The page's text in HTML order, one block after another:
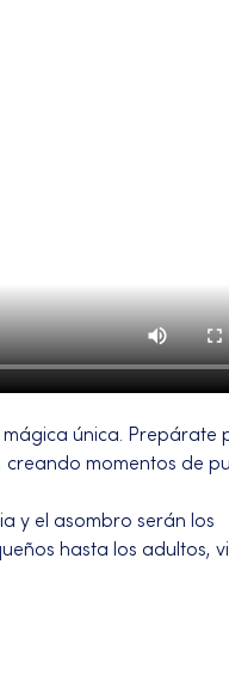
única. Prepárate
momentos de
y el asombro serán los
hasta los adultos,